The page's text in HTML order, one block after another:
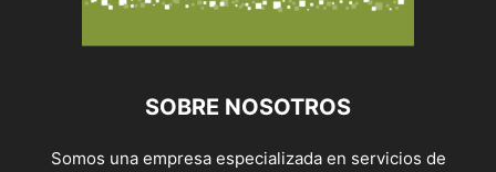
SOBRE NOSOTROS
Somos una empresa especializada en servicios de